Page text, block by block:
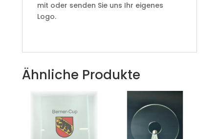
mit oder senden Sie uns Ihr eigenes
Logo.
Ähnliche Produkte